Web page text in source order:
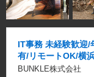
IT事務 未経験歓迎/
有/リモートOK/横
BUNKLE株式会社